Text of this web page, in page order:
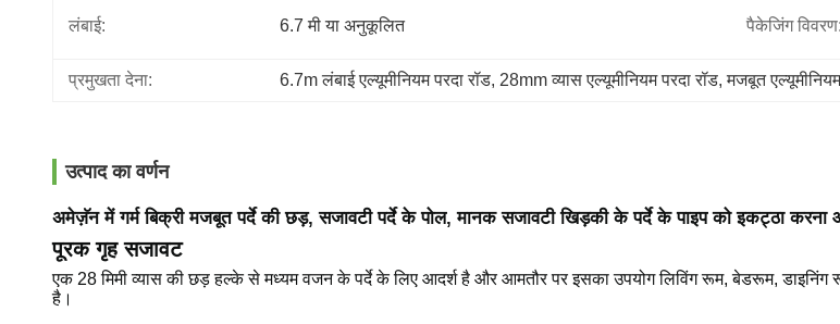
लंबाई: 6.7 मी या अनुकूलित पैकेजिंग विवरण:
प्रमुखता देना: 6.7m लंबाई एल्यूमीनियम परदा रॉड, 28mm व्यास एल्यूमीनियम परदा रॉड, मजबूत
उत्पाद का वर्णन
अमेज़ॅन में गर्म बिक्री मजबूत पर्दे की छड़, सजावटी पर्दे के पोल, मानक सजावटी खिड़की के पर्दे के पाइप को इकट्ठा करना
पूरक गृह सजावट
एक 28 मिमी व्यास की छड़ हल्के से मध्यम वजन के पर्दे के लिए आदर्श है और आमतौर पर इसका उपयोग लिविंग रूम, बेडरूम,
है।